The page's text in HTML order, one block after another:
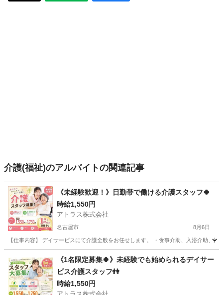
介護(福祉)のアルバイトの関連記事
《未経験歓迎！》日勤帯で働ける介護スタッフ🍀
時給1,550円
アトラス株式会社
名古屋市 8月6日
【仕事内容】 デイサービスにて介護全般をお任せします。 ・食事介助、入浴介助、
介護 スタッフ
《1名限定募集🍀》未経験でも始められるデイサー
ビス介護スタッフ👫
時給1,550円